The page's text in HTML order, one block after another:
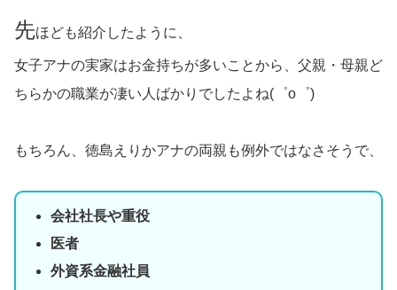
先ほども紹介したように、
女子アナの実家はお金持ちが多いことから、父親・母親ど
ちらかの職業が凄い人ばかりでしたよね(゜o゜)
もちろん、徳島えりかアナの両親も例外ではなさそうで、
会社社長や重役
医者
外資系金融社員